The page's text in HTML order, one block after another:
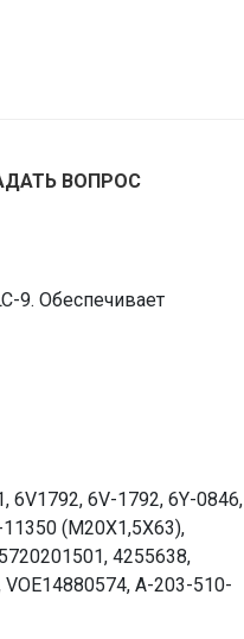
ВОПРОС
9. Обеспечивает
6V1792, 6V-1792, 6Y-0846,
11350 (М20Х1,5Х63),
4255638,
A-203-510-